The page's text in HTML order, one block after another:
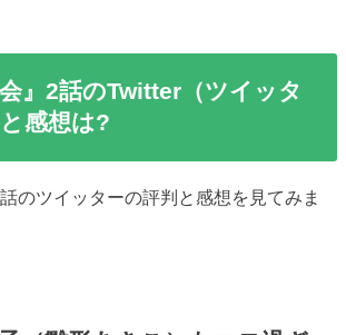
会』2話のTwitter（ツイッタ
感想は?
のツイッターの評判と感想を見てみま